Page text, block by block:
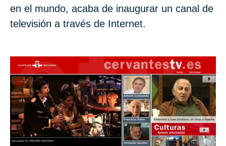
en el mundo, acaba de inaugurar un canal de
televisión a través de Internet.